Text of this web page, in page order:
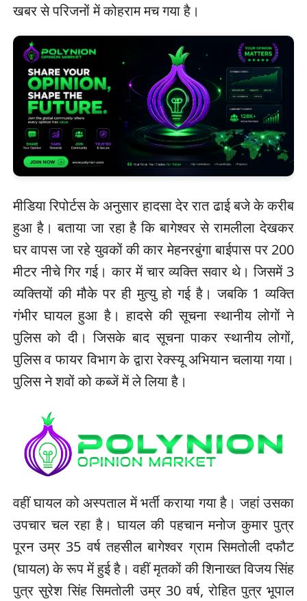
खबर से परिजनों में कोहराम मच गया है।
मीडिया रिपोर्टस के अनुसार हादसा देर रात ढाई बजे के करीब
हुआ है। बताया जा रहा है कि बागेश्वर से रामलीला देखकर
घर वापस जा रहे युवकों की कार मेहनरबुंगा बाईपास पर 200
मीटर नीचे गिर गई। कार में चार व्यक्ति सवार थे। जिसमें 3
व्यक्तियों की मौके पर ही मुत्यु हो गई है। जबकि 1 व्यक्ति
गंभीर घायल हुआ है। हादसे की सूचना स्थानीय लोगों ने
पुलिस को दी। जिसके बाद सूचना पाकर स्थानीय लोगों,
पुलिस व फायर विभाग के द्वारा रेक्स्यू अभियान चलाया गया।
पुलिस ने शवों को कब्जें में ले लिया है।
वहीं घायल को अस्पताल में भर्ती कराया गया है। जहां उसका
उपचार चल रहा है। घायल की पहचान मनोज कुमार पुत्र
पूरन उम्र 35 वर्ष तहसील बागेश्वर ग्राम सिमतोली दफौट
(घायल) के रूप में हुई है। वहीं मृतकों की शिनाख्त विजय सिंह
पुत्र सुरेश सिंह सिमतोली उम्र 30 वर्ष, रोहित पुत्र भूपाल